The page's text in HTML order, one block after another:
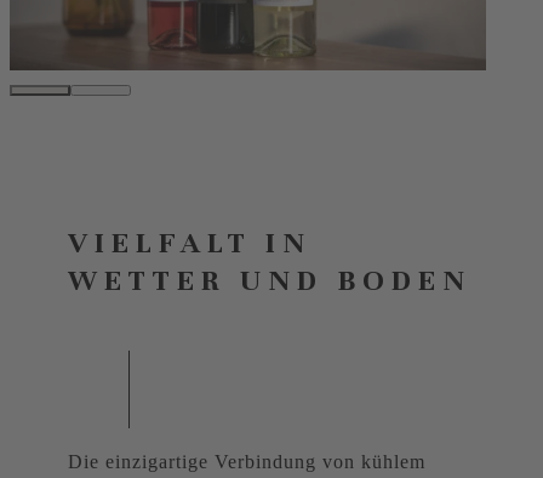
VIELFALT IN
WETTER UND BODEN
Die einzigartige Verbindung von kühlem